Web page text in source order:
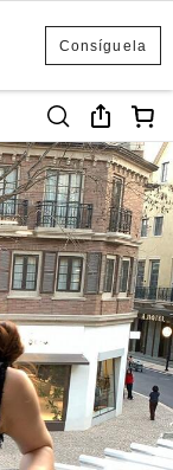
Consíguela